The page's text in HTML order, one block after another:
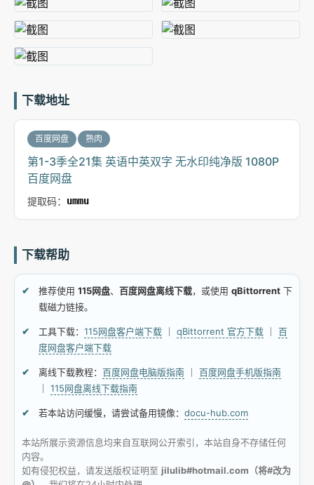
下载地址
百度网盘 熟肉
第1-3季全21集 英语中英双字 无水印纯净版 1080P
百度网盘
提取码： ummu
下载帮助
推荐使用 115网盘、 百度网盘离线下载，或使用 qBittorrent 下
载磁力链接。
工具下载： 115网盘客户端下载 qBittorrent 官方下载
百
度网盘客户端下载
离线下载教程： 百度网盘电脑版指南
百度网盘手机版指南
115网盘离线下载指南
若本站访问缓慢，请尝试备用镜像： docu-hub.com
本站所展示资源信息均来自互联网公开索引，本站自身不存储任何
内容。
如有侵犯权益，请发送版权证明至 jilulib#hotmail.com（将#改为